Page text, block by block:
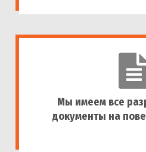
Мы имеем все
документы на